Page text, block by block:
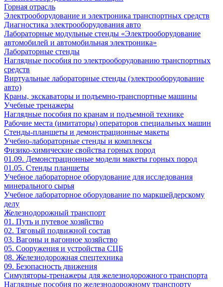
Горная отрасль
Электрооборудование и электроника транспортных средств
Диагностика электрооборудования авто
Лабораторные модульные стенды «Электрооборудование
автомобилей и автомобильная электроника»
Лабораторные стенды
Наглядные пособия по электрооборудованию транспортных
средств
Виртуальные лабораторные стенды (электрооборудование
авто)
Краны, экскаваторы и подъемно-транспортные машины
Учебные тренажеры
Наглядные пособия по кранам и подъемной технике
Рабочие места (имитаторы) операторов специальных машин
Стенды-планшеты и демонстрационные макеты
Учебно-лабораторные стенды и комплексы
Физико-химические свойства горных пород
01.09. Демонстрационные модели макеты горных пород
01.05. Стенды планшеты
Учебное лабораторное оборудование для исследования
минерального сырья
Учебное лабораторное оборудование по маркшейдерскому
делу
Железнодорожный транспорт
01. Путь и путевое хозяйство
02. Тяговый подвижной состав
03. Вагоны и вагонное хозяйство
05. Сооружения и устройства СЦБ
08. Железнодорожная спецтехника
09. Безопасность движения
Симуляторы-тренажеры для железнодорожного транспорта
Наглядные пособия по железнодорожному транспорту